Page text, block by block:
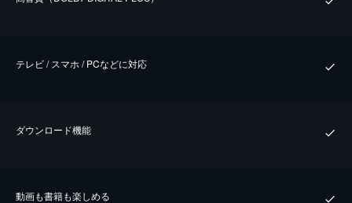
テレビ / スマホ / PCなどに対応
ダウンロード機能
動画も書籍も楽しめる